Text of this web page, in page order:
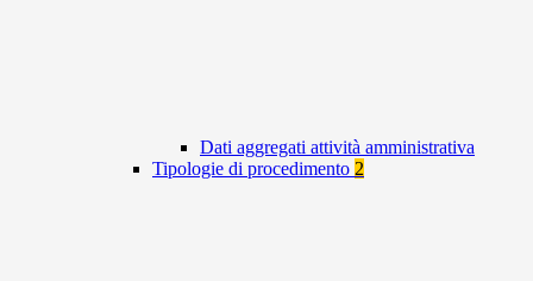
Dati aggregati attività amministrativa
Tipologie di procedimento 2